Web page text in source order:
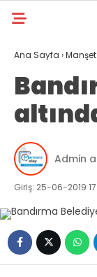
Ana Sayfa ›Manşet
Admin
Giriş: 25-06-2019